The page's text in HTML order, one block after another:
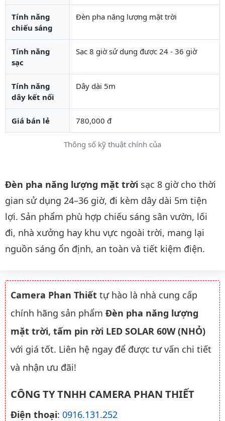
Thông số kỹ thuật chính của
Tính năng
chiếu sáng
Đèn pha năng lượng mặt trời
Tính năng
sạc
Sạc 8 giờ sử dụng được 24 - 36 giờ
Tính năng
dây kết nối
Dây dài 5m
Giá bán lẻ 780,000 đ
Mô tả chi tiết sản phẩm
Đèn pha năng lượng mặt trời sạc 8 giờ cho thời
gian sử dụng 24–36 giờ, đi kèm dây dài 5m tiện
lợi. Sản phẩm phù hợp chiếu sáng sân vườn, lối
đi, nhà xưởng hay khu vực ngoài trời, mang lại
nguồn sáng ổn định, an toàn và tiết kiệm điện.
Camera Phan Thiết tự hào là nhà cung cấp
chính hãng sản phẩm Đèn pha năng lượng
mặt trời, tấm pin rời LED SOLAR 60W (NHỎ)
với giá tốt. Liên hệ ngay để được tư vấn chi tiết
và nhận ưu đãi!
CÔNG TY TNHH CAMERA PHAN THIẾT
Điện thoại: 0916.131.252